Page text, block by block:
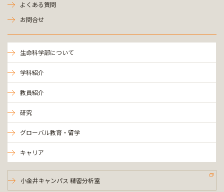
よくある質問
お問合せ
生命科学部について
学科紹介
教員紹介
研究
グローバル教育・留学
キャリア
小金井キャンパス 精密分析室